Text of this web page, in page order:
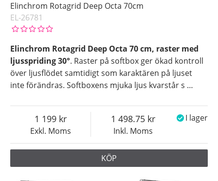
Elinchrom Rotagrid Deep Octa 70cm
EL-26781
Elinchrom Rotagrid Deep Octa 70 cm, raster med
ljusspriding 30°. Raster på softbox ger ökad kontroll
över ljusflödet samtidigt som karaktären på ljuset
inte förändras. Softboxens mjuka ljus kvarstår s …
Exkl. Moms
1 199
Inkl. Moms
1 498.75 I lager
KÖP